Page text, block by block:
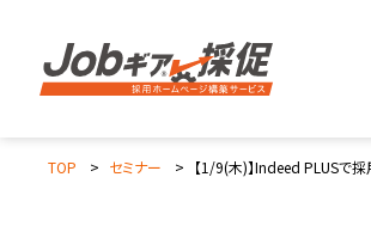
TOP セミナー 【1/9(木)】Indeed PLUSで